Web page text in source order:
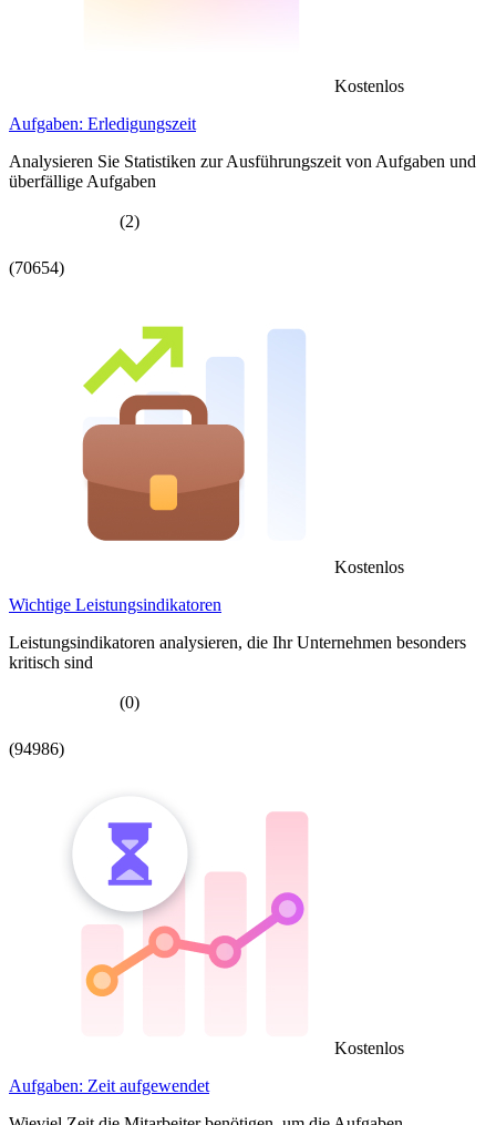
Kostenlos
Aufgaben: Erledigungszeit
Analysieren Sie Statistiken zur Ausführungszeit von Aufgaben und
überfällige Aufgaben
(2)
(70654)
Kostenlos
Wichtige Leistungsindikatoren
Leistungsindikatoren analysieren, die Ihr Unternehmen besonders
kritisch sind
(0)
(94986)
Kostenlos
Aufgaben: Zeit aufgewendet